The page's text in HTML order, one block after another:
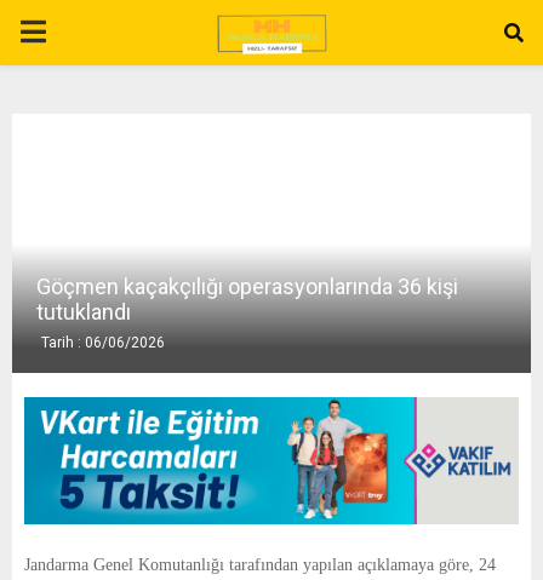
P
A
E
Göçmen kaçakçılığı operasyonlarında 36 kişi
tutuklandı
Tarih : 06/06/2026
Jandarma Genel Komutanlığı tarafından yapılan açıklamaya göre, 24